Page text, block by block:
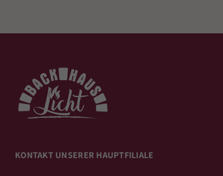
KONTAKT UNSERER HAUPTFILIALE